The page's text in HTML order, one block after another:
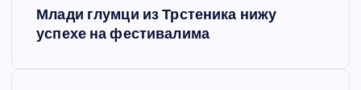
Млади глумци из Трстеника нижу
успехе на фестивалима